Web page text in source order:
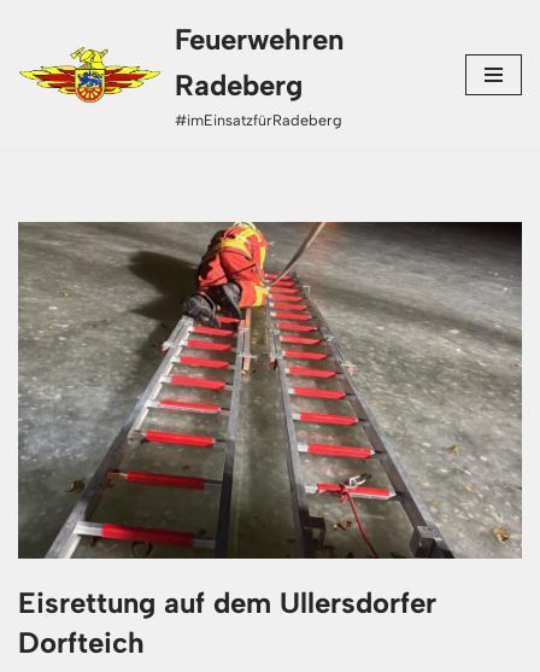
Zum
Inhalt
Feuerwehren
Radeberg
#imEinsatzfürRadeberg
Eisrettung auf dem Ullersdorfer
Dorfteich